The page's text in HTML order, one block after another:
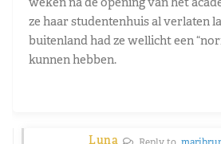
ze haar studentenhuis al verlaten
buitenland had ze wellicht een
kunnen hebben.
Luna